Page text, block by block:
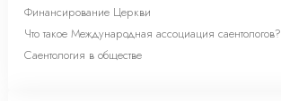
Финансирование Церкви
Что такое Международная ассоциация саентологов?
Саентология в обществе